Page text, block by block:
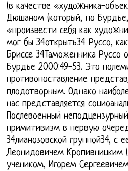
(в качестве «художника-
Дюшаном (который, по
«произвести себя как
мог бы 34открыть34 Руссо,
Бриссе 34Таможенника Руссо
Бурдье 2000:49-53. Это
противопоставление
плодотворным. Однако
нас представляется
Послевоенный
примитивизм в первую
34лианозовской группой34, с
Леонидовичем Кропивницким
учеником, Игорем